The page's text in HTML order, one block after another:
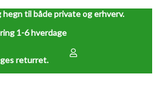
til både private og erhverv.
1-6 hverdage
returret.